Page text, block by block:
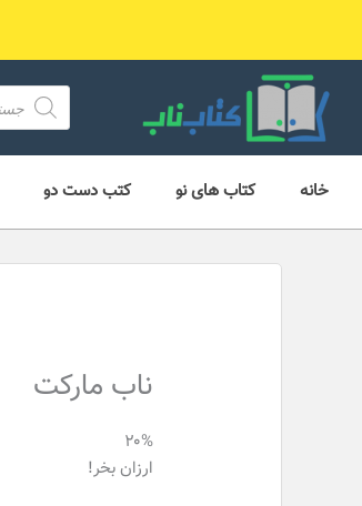
محتوا
محصول
search
خانه کتاب های نو کتب دست دو
ناب مارکت
۲۰%
ارزان بخر!